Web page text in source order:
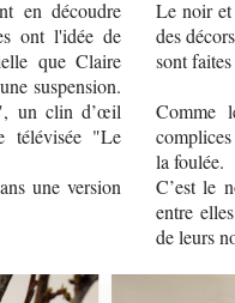
en découdre
ont l'idée de
que Claire
suspension.
un clin d’œil
télévisée "Le
une version
Le noir et
des
sont
Comme
la foulée.
C’est le
entre
de leurs